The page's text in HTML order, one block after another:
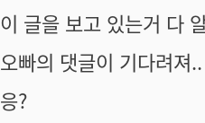
이 글을 보고 있는거 다
오빠의 댓글이 기다려져..
응?